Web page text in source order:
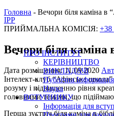
IPP
ПРО ІНСТИТУТ
КЕРІВНИЦТВО
ВИКЛАДАЧІ
Публічна Інформація
Наука
ВСТУПНИКУ
Інформація для
Головна - Вечори біля каміна в
ПРИЙМАЛЬНА КОМІСІЯ: +38
Вечори біля каміна
Дата розміщення: 11.09.2020
Інтелект-клуб “Афінська
розуму і підвищенню рівня
головними темами, що
Перша зустріч біля каміна в